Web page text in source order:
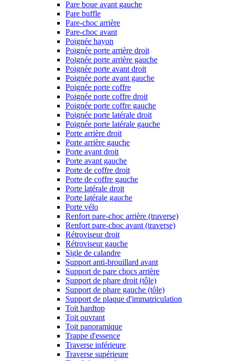
Pare boue avant gauche
Pare buffle
Pare-choc arrière
Pare-choc avant
Poignée hayon
Poignée porte arrière droit
Poignée porte arrière gauche
Poignée porte avant droit
Poignée porte avant gauche
Poignée porte coffre
Poignée porte coffre droit
Poignée porte coffre gauche
Poignée porte latérale droit
Poignée porte latérale gauche
Porte arrière droit
Porte arrière gauche
Porte avant droit
Porte avant gauche
Porte de coffre droit
Porte de coffre gauche
Porte latérale droit
Porte latérale gauche
Porte vélo
Renfort pare-choc arrière (traverse)
Renfort pare-choc avant (traverse)
Rétroviseur droit
Rétroviseur gauche
Sigle de calandre
Support anti-brouillard avant
Support de pare chocs arrière
Support de phare droit (tôle)
Support de phare gauche (tôle)
Support de plaque d'immatriculation
Toit hardtop
Toit ouvrant
Toit panoramique
Trappe d'essence
Traverse inférieure
Traverse supérieure